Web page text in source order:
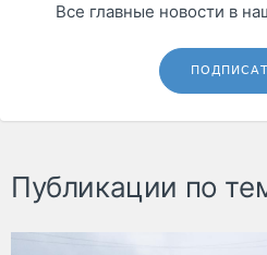
Все главные новости в
Публикации по